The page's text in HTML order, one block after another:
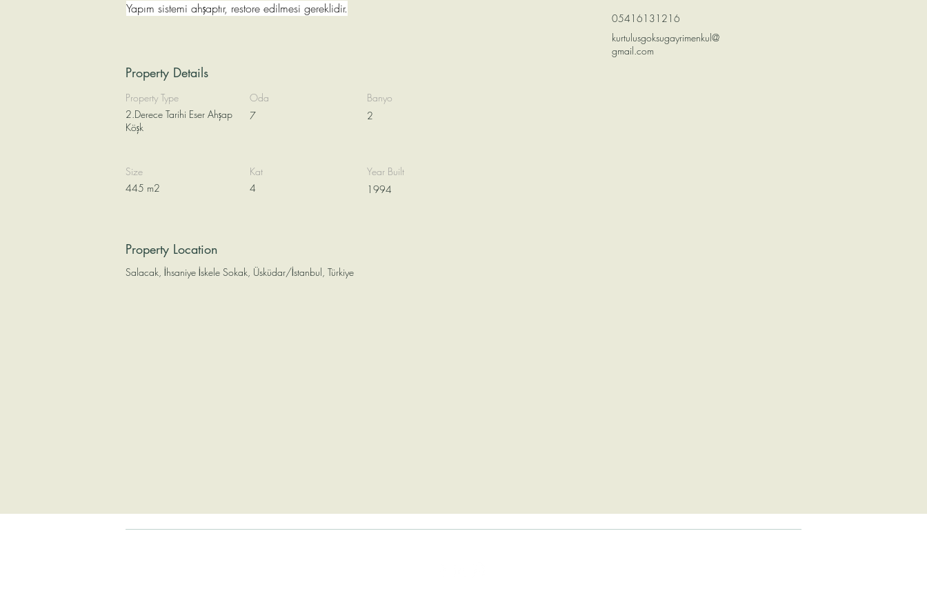
Yapım sistemi ahşaptır, restore edilmesi gereklidir.
05416131216
kurtulusgoksugayrimenkul@
gmail.com
Property Details
Property Type
2.Derece Tarihi Eser Ahşap
Köşk
Oda
7
Banyo
2
Size
445 m2
Kat
4
Year Built
1994
Property Location
Salacak, İhsaniye İskele Sokak, Üsküdar/İstanbul, Türkiye